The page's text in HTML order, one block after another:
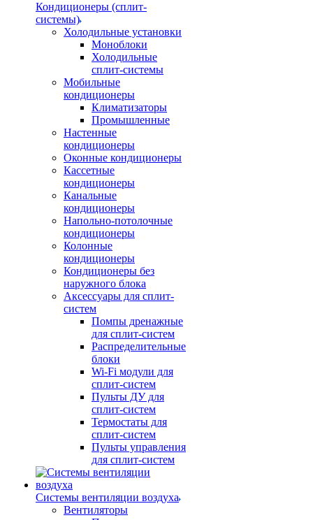
Кондиционеры (сплит-
системы)
Холодильные установки
Моноблоки
Холодильные
сплит-системы
Мобильные
кондиционеры
Климатизаторы
Промышленные
Настенные
кондиционеры
Оконные кондиционеры
Кассетные
кондиционеры
Канальные
кондиционеры
Напольно-потолочные
кондиционеры
Колонные
кондиционеры
Кондиционеры без
наружного блока
Аксессуары для сплит-
систем
Помпы дренажные
для сплит-систем
Распределительные
блоки
Wi-Fi модули для
сплит-систем
Пульты ДУ для
сплит-систем
Термостаты для
сплит-систем
Пульты управления
для сплит-систем
Системы вентиляции воздуха
Вентиляторы